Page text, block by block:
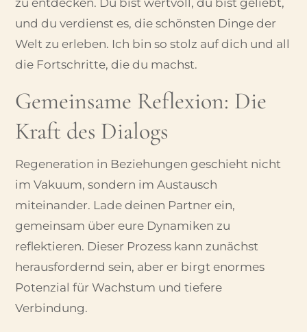
und du verdienst es, die schönsten Dinge der
Welt zu erleben. Ich bin so stolz auf dich und all
die Fortschritte, die du machst.
Gemeinsame Reflexion: Die
Kraft des Dialogs
Regeneration in Beziehungen geschieht nicht
im Vakuum, sondern im Austausch
miteinander. Lade deinen Partner ein,
gemeinsam über eure Dynamiken zu
reflektieren. Dieser Prozess kann zunächst
herausfordernd sein, aber er birgt enormes
Potenzial für Wachstum und tiefere
Verbindung.